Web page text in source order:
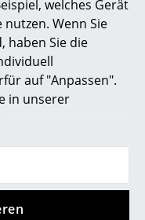
welches Gerät
Wenn Sie
haben Sie die
auf "Anpassen".
in unserer